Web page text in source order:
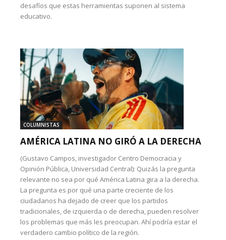
desafíos que estas herramientas suponen al sistema
educativo.
COLUMNISTAS
AMÉRICA LATINA NO GIRÓ A LA DERECHA
(Gustavo Campos, investigador Centro Democracia y
Opinión Pública, Universidad Central): Quizás la pregunta
relevante no sea por qué América Latina gira a la derecha.
La pregunta es por qué una parte creciente de los
ciudadanos ha dejado de creer que los partidos
tradicionales, de izquierda o de derecha, pueden resolver
los problemas que más les preocupan. Ahí podría estar el
verdadero cambio político de la región.